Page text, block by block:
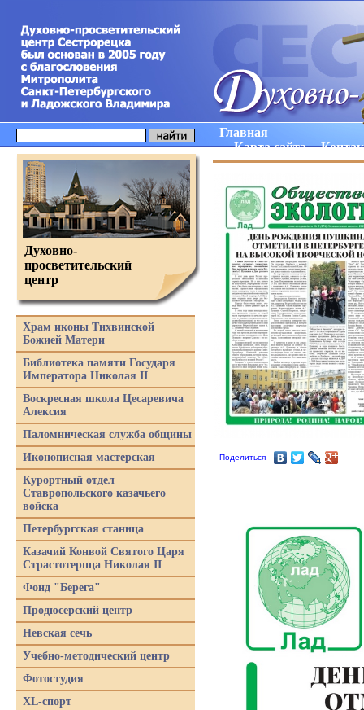
Главная
Карта сайта
Поделиться
Духовно-
просветительский
центр
Храм иконы Тихвинской
Божией Матери
Библиотека памяти Государя
Императора Николая II
Воскресная школа Цесаревича
Алексия
Паломническая служба общины
Иконописная мастерская
Курортный отдел
Ставропольского казачьего
войска
Петербургская станица
Казачий Конвой Святого Царя
Страстотерпца Николая II
Фонд "Берега"
Продюсерский центр
Невская сечь
Учебно-методический центр
Фотостудия
XL-спорт